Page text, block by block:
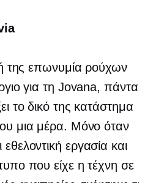
της επωνυμία ρούχων
για τη Jovana, πάντα
το δικό της κατάστημα
μια μέρα. Μόνο όταν
εργασία και
που είχε η τέχνη σε